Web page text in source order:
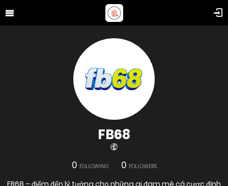
FB68
0 FOLLOWING 0 FOLLOWERS
FB68 – điểm đến lý tưởng cho những ai đam mê cá cược đỉnh